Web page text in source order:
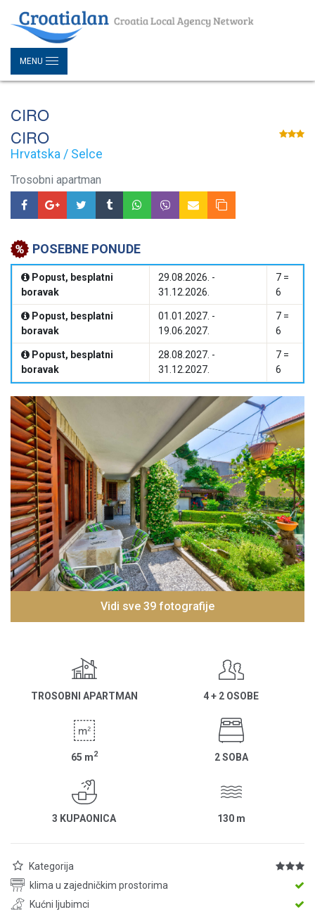
MENU
CIRO
CIRO
Hrvatska / Selce
Trosobni apartman
POSEBNE PONUDE
Popust, besplatni
boravak
29.08.2026. -
31.12.2026.
7 =
6
Popust, besplatni
boravak
01.01.2027. -
19.06.2027.
7 =
6
Popust, besplatni
boravak
28.08.2027. -
31.12.2027.
7 =
6
Vidi sve 39 fotografije
TROSOBNI APARTMAN 4 + 2 OSOBE
65 m2 2 SOBA
3 KUPAONICA 130 m
Kategorija
klima u zajedničkim prostorima
Kućni ljubimci